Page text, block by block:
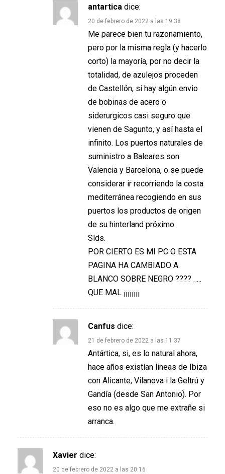
antartica dice:
20 de febrero de 2022 a las 19:38
Me parece bien tu razonamiento,
pero por la misma regla (y hacerlo
corto) la mayoría, por no decir la
totalidad, de azulejos proceden
de Castellón, si hay algún envio
de bobinas de acero o
siderurgicos casi seguro que
vienen de Sagunto, y así hasta el
infinito. Los puertos naturales de
suministro a Baleares son
Valencia y Barcelona, o se puede
considerar ir recorriendo la costa
mediterránea recogiendo en sus
puertos los productos de origen
de su hinterland próximo.
Slds.
POR CIERTO ES MI PC O ESTA
PAGINA HA CAMBIADO A
BLANCO SOBRE NEGRO ???? …..
QUE MAL ¡¡¡¡¡¡¡¡
Canfus dice:
21 de febrero de 2022 a las 11:37
Antártica, si, es lo natural ahora,
hace años existían lineas de Ibiza
con Alicante, Vilanova i la Geltrú y
Gandía (desde San Antonio). Por
eso no es algo que me extrañe si
arranca.
Xavier dice:
20 de febrero de 2022 a las 20:16